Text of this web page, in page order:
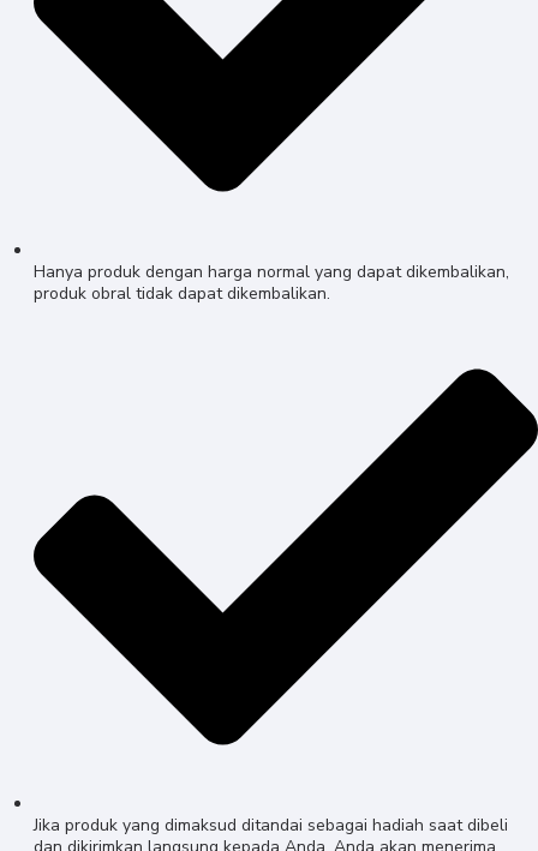
Hanya produk dengan harga normal yang dapat dikembalikan,
produk obral tidak dapat dikembalikan.
Jika produk yang dimaksud ditandai sebagai hadiah saat dibeli